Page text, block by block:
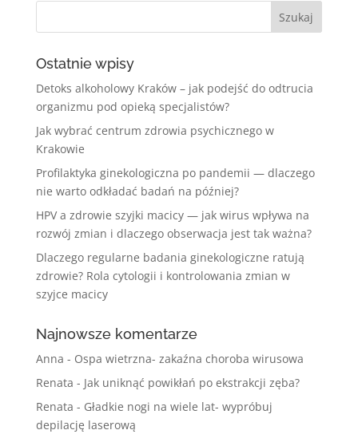
Ostatnie wpisy
Detoks alkoholowy Kraków – jak podejść do odtrucia
organizmu pod opieką specjalistów?
Jak wybrać centrum zdrowia psychicznego w
Krakowie
Profilaktyka ginekologiczna po pandemii — dlaczego
nie warto odkładać badań na później?
HPV a zdrowie szyjki macicy — jak wirus wpływa na
rozwój zmian i dlaczego obserwacja jest tak ważna?
Dlaczego regularne badania ginekologiczne ratują
zdrowie? Rola cytologii i kontrolowania zmian w
szyjce macicy
Najnowsze komentarze
Anna - Ospa wietrzna- zakaźna choroba wirusowa
Renata - Jak uniknąć powikłań po ekstrakcji zęba?
Renata - Gładkie nogi na wiele lat- wypróbuj
depilację laserową